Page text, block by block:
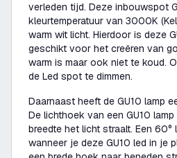
verleden tijd. Deze inbouwspot
kleurtemperatuur van 3000K
warm wit licht. Hierdoor is deze
geschikt voor het creëren van
warm is maar ook niet te koud.
de Led spot te dimmen.
Daarnaast heeft de GU10 lamp
De lichthoek van een GU10
breedte het licht straalt. Een
wanneer je deze GU10 led in je